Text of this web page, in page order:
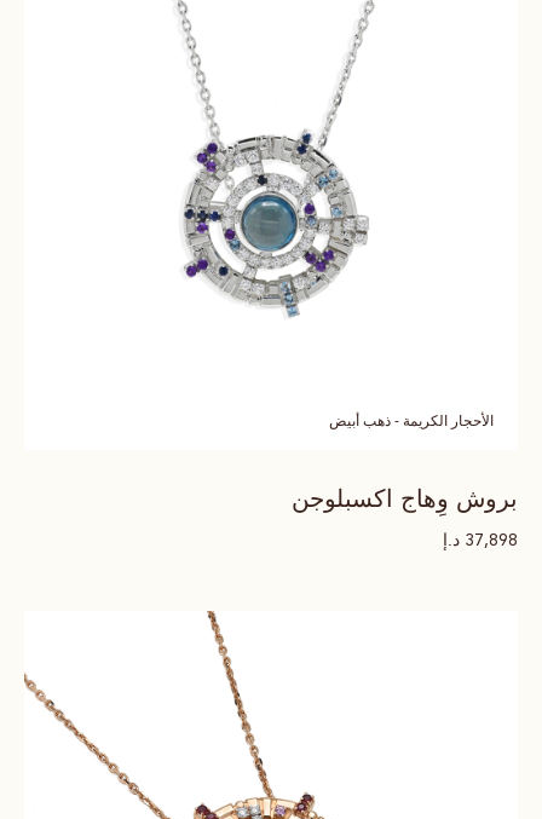
الأحجار الكريمة - ذهب أبيض
بروش وِهاج اكسبلوجن
37,898 د.إ